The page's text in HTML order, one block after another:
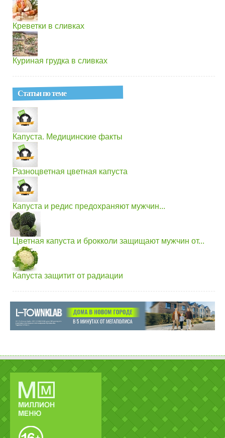
Креветки в сливках
Куриная грудка в сливках
Статьи по теме
Капуста. Медицинские факты
Разноцветная цветная капуста
Капуста и редис предохраняют мужчин...
Цветная капуста и брокколи защищают мужчин от...
Капуста защитит от радиации